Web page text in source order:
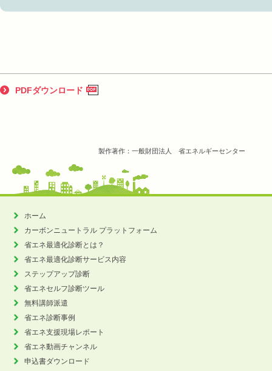
PDFダウンロード
製作著作：一般財団法人 省エネルギーセンター
ホーム
カーボンニュートラル プラットフォーム
省エネ最適化診断とは？
省エネ最適化診断サービス内容
ステップアップ診断
省エネセルフ診断ツール
無料講師派遣
省エネ診断事例
省エネ支援現場レポート
省エネ動画チャンネル
申込書ダウンロード